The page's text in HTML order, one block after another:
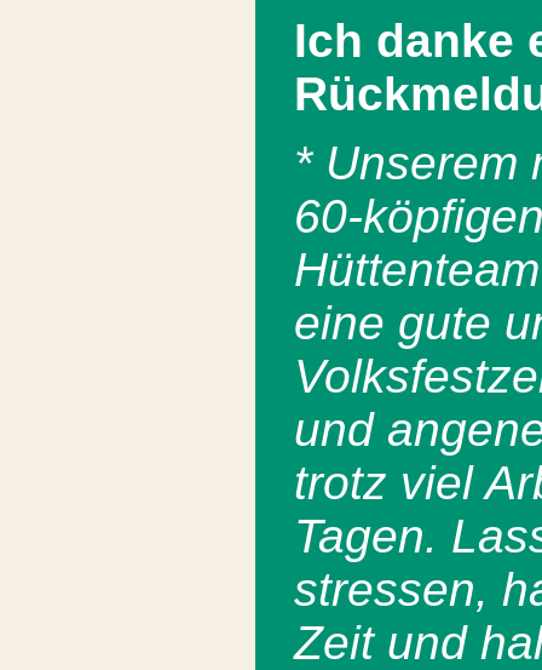
Ich danke
* Unserem
60-
eine gute
und
trotz viel
Tagen.
stressen,
Zeit und